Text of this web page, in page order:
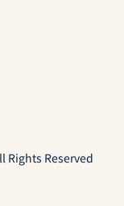
Rights Reserved